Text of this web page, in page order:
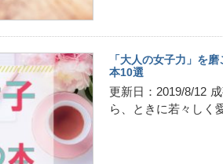
「大人の女子力」を
本10選
更新日：2019/8/12
ら、ときに若々しく